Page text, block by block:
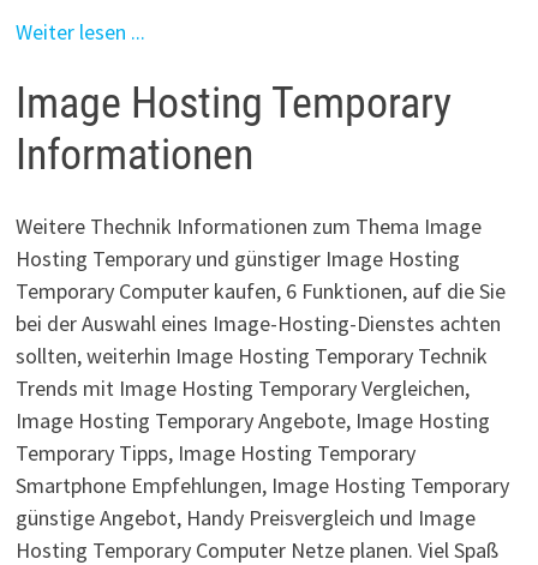
Weiter lesen ...
Image Hosting Temporary
Informationen
Weitere Thechnik Informationen zum Thema Image
Hosting Temporary und günstiger Image Hosting
Temporary Computer kaufen, 6 Funktionen, auf die Sie
bei der Auswahl eines Image-Hosting-Dienstes achten
sollten, weiterhin Image Hosting Temporary Technik
Trends mit Image Hosting Temporary Vergleichen,
Image Hosting Temporary Angebote, Image Hosting
Temporary Tipps, Image Hosting Temporary
Smartphone Empfehlungen, Image Hosting Temporary
günstige Angebot, Handy Preisvergleich und Image
Hosting Temporary Computer Netze planen. Viel Spaß